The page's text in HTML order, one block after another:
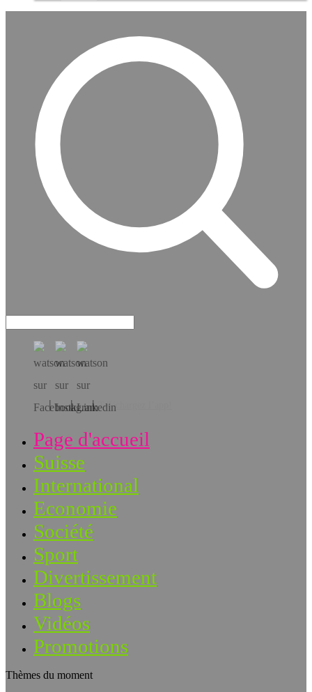
Téléchargez l’app!
Page d'accueil
Suisse
International
Economie
Société
Sport
Divertissement
Blogs
Vidéos
Promotions
Thèmes du moment